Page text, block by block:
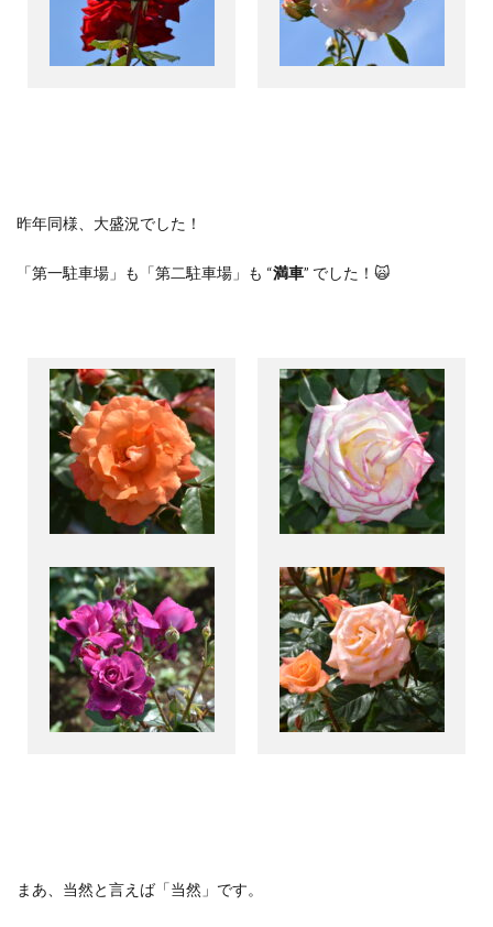
昨年同様、大盛況でした！
「第一駐車場」も「第二駐車場」も “満車” でした！🙀
まあ、当然と言えば「当然」です。